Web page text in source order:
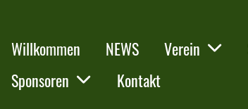
Willkommen NEWS Verein
Sponsoren
Kontakt